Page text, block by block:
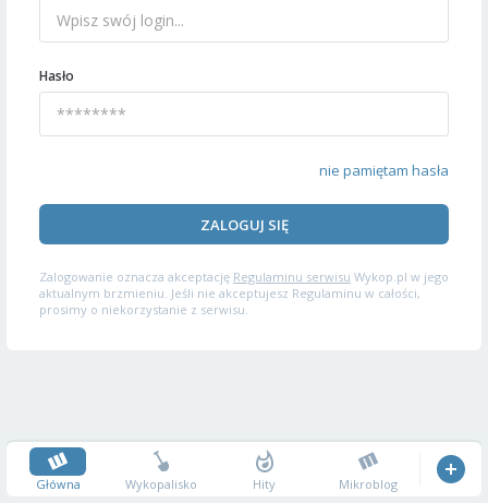
Hasło
nie pamiętam hasła
ZALOGUJ SIĘ
Zalogowanie oznacza akceptację Regulaminu serwisu Wykop.pl w jego
aktualnym brzmieniu. Jeśli nie akceptujesz Regulaminu w całości,
prosimy o niekorzystanie z serwisu.
Główna Wykopalisko Hity Mikroblog